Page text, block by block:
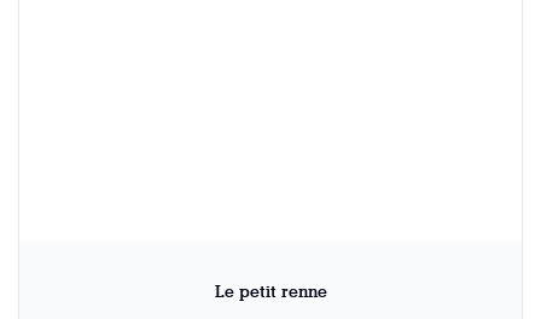
Le petit renne